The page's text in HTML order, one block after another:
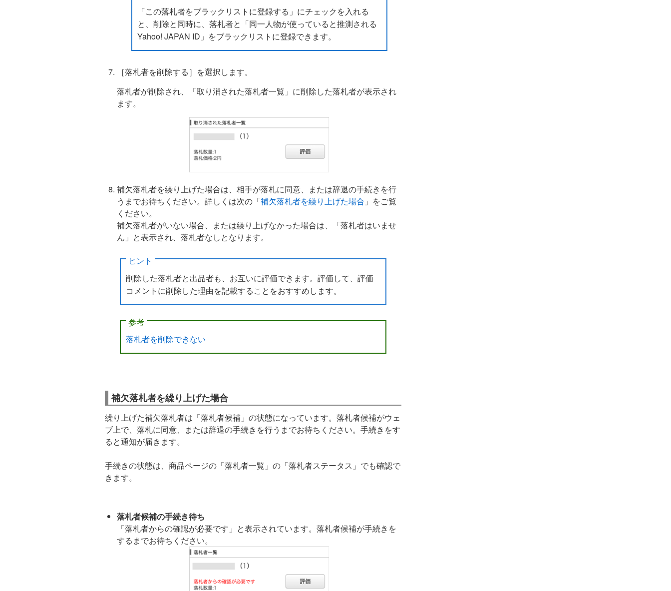
「この落札者をブラックリストに登録する」にチェックを入れる
と、削除と同時に、落札者と「同一人物が使っていると推測される
Yahoo! JAPAN ID」をブラックリストに登録できます。
［落札者を削除する］を選択します。
落札者が削除され、「取り消された落札者一覧」に削除した落札者が表示され
ます。
補欠落札者を繰り上げた場合は、相手が落札に同意、または辞退の手続きを行
うまでお待ちください。詳しくは次の「補欠落札者を繰り上げた場合 」をご覧
ください。
補欠落札者がいない場合、または繰り上げなかった場合は、「落札者はいませ
ん」と表示され、落札者なしとなります。
ヒント
削除した落札者と出品者も、お互いに評価できます。評価して、評価
コメントに削除した理由を記載することをおすすめします。
参考
落札者を削除できない
補欠落札者を繰り上げた場合
繰り上げた補欠落札者は「落札者候補」の状態になっています。落札者候補がウェ
ブ上で、落札に同意、または辞退の手続きを行うまでお待ちください。手続きをす
ると通知が届きます。
手続きの状態は、商品ページの「落札者一覧」の「落札者ステータス」でも確認で
きます。
落札者候補の手続き待ち
「落札者からの確認が必要です」と表示されています。落札者候補が手続きを
するまでお待ちください。